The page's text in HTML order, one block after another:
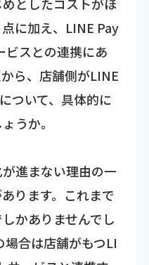
に加え、LINE Pay
ビスとの連携にあ
ら、店舗側がLINE
ついて、具体的に
うか。
進まない理由の一
ります。これまで
かありませんでし
合は店舗がもつLI